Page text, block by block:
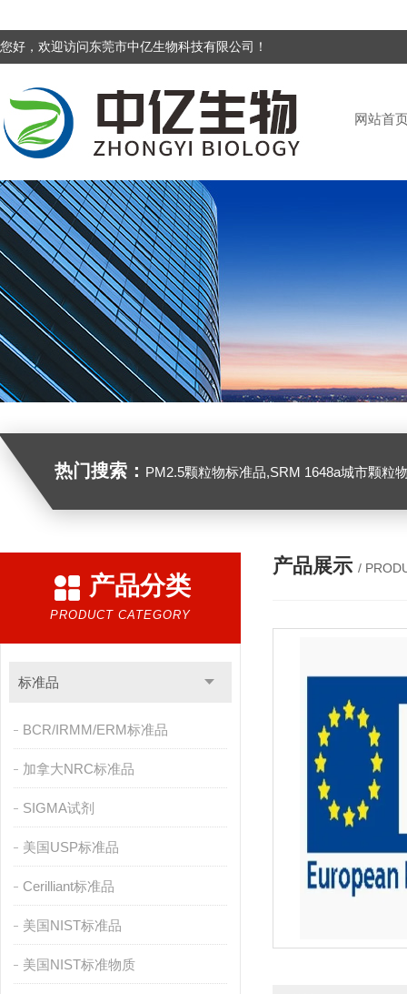
您好，欢迎访问东莞市中亿生物科技有限公司！
网站首
热门搜索： PM2.5颗粒物标准品,SRM 1648a城市颗粒物,SRM 1649B
产品分类
PRODUCT CATEGORY
标准品
BCR/IRMM/ERM标准品
加拿大NRC标准品
SIGMA试剂
美国USP标准品
Cerilliant标准品
美国NIST标准品
美国NIST标准物质
产品展示 /